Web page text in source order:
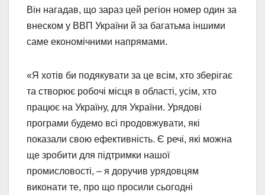
Він нагадав, що зараз цей регіон номер один за
внеском у ВВП України й за багатьма іншими
саме економічними напрямами.
«Я хотів би подякувати за це всім, хто зберігає
та створює робочі місця в області, усім, хто
працює на Україну, для України. Урядові
програми будемо всі продовжувати, які
показали свою ефективність. Є речі, які можна
ще зробити для підтримки нашої
промисловості, – я доручив урядовцям
виконати те, про що просили сьогодні